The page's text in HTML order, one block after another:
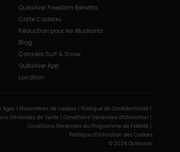
Quiksilver Freedom Benefits
Carte Cadeau
Réduction pour les étudiants
Blog
Conseils Surf & Snow
Quiksilver App
Location
Agec | Paramètres de cookies | Politique de Confidentialité |
Générales de Vente | Conditions Générales d'Utilisation |
Conditions Générales du Programme de Fidélité |
Politique d'Utilisation des Cookies
© 2026 Quiksilver